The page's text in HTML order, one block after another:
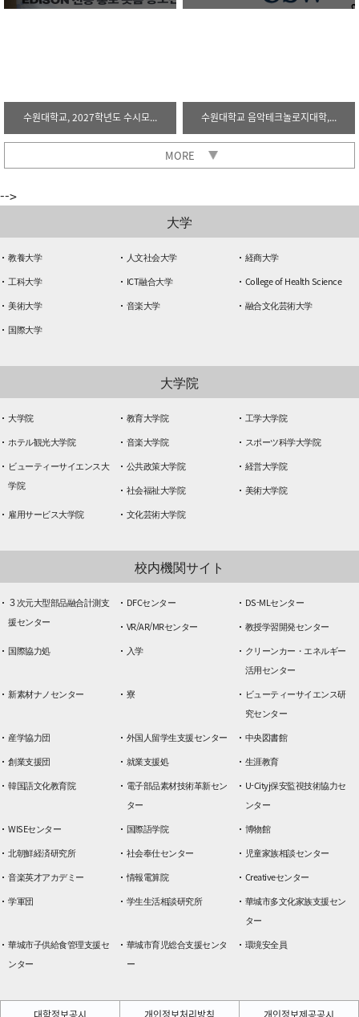
수원대학교, 2027학년도 수시모... 수원대학교 음악테크놀로지대학,...
MORE
-->
大学
教養大学 人文社会大学
経商大学
工科大学
ICT融合大学
College of Health Science
美術大学
音楽大学
融合文化芸術大学
国際大学
大学院
大学院 教育大学院
工学大学院
ホテル観光大学院
音楽大学院
スポーツ科学大学院
ビューティーサイエンス大
学院
公共政策大学院
経営大学院
社会福祉大学院
美術大学院
雇用サービス大学院
文化芸術大学院
校内機関サイト
３次元大型部品融合計測支
援センター
DFCセンター
DS-MLセンター
VR/AR/MRセンター
教授学習開発センター
国際協力処
入学
クリーンカー・エネルギー
活用センター
新素材ナノセンター
寮
ビューティーサイエンス研
究センター
産学協力団
外国人留学生支援センター
中央図書館
創業支援団
就業支援処
生涯教育
韓国語文化教育院
電子部品素材技術革新セン
ター
U-Cityj保安監視技術協力セ
ンター
WISEセンター
国際語学院
博物館
北朝鮮経済研究所
社会奉仕センター
児童家族相談センター
音楽英才アカデミー
情報電算院
Creativeセンター
学軍団
学生生活相談研究所
華城市多文化家族支援セン
ター
華城市子供給食管理支援セ
ンター
華城市育児総合支援センタ
ー
環境安全員